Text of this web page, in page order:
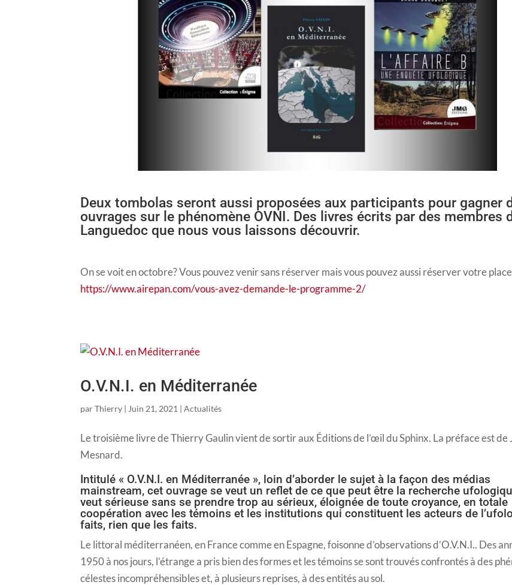
Deux tombolas seront aussi proposées aux participants pour gagner
ouvrages sur le phénomène OVNI. Des livres écrits par des membres
Languedoc que nous vous laissons découvrir.
On se voit en octobre? Vous pouvez venir sans réserver mais vous pouvez aussi réserver votre
https://www.airepan.com/vous-avez-demande-le-programme-2/
O.V.N.I. en Méditerranée
parThierry | Juin 21, 2021 |Actualités
Le troisième livre de Thierry Gaulin vient de sortir aux Éditions de l’œil du Sphinx. La préface est de
Mesnard.
Intitulé « O.V.N.I. en Méditerranée », loin d’aborder le sujet à la façon des médias
mainstream, cet ouvrage se veut un reflet de ce que peut être la recherche
veut sérieuse sans se prendre trop au sérieux, éloignée de toute croyance, en totale
coopération avec les témoins et les institutions qui constituent les acteurs de
faits, rien que les faits.
Le littoral méditerranéen, en France comme en Espagne, foisonne d’observations d’O.V.N.I.. Des
1950 à nos jours, l’étrange a pris bien des formes et les témoins se sont trouvés confrontés à des
célestes incompréhensibles et, à plusieurs reprises, à des entités au sol.